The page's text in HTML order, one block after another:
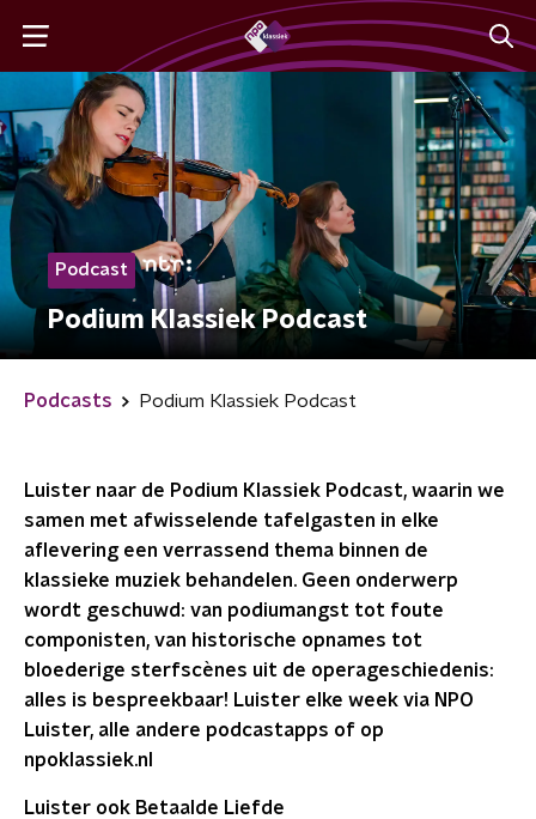
Podcast
Podium Klassiek Podcast
Podcasts Podium Klassiek Podcast
Luister naar de Podium Klassiek Podcast, waarin we
samen met afwisselende tafelgasten in elke
aflevering een verrassend thema binnen de
klassieke muziek behandelen. Geen onderwerp
wordt geschuwd: van podiumangst tot foute
componisten, van historische opnames tot
bloederige sterfscènes uit de operageschiedenis:
alles is bespreekbaar! Luister elke week via NPO
Luister, alle andere podcastapps of op
npoklassiek.nl
Luister ook Betaalde Liefde